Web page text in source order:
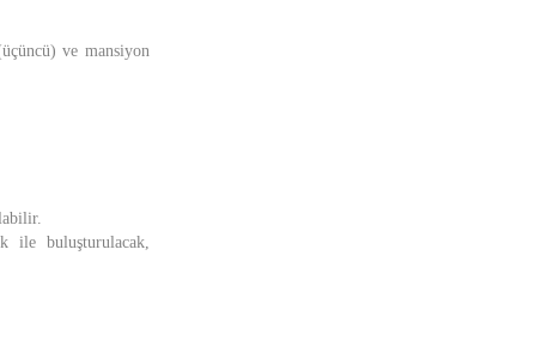
ve mansiyon
ile buluşturulacak,